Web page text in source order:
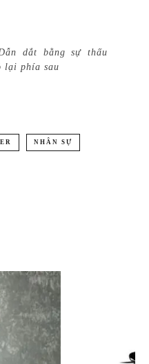
dắt bằng sự thấu
lại phía sau
NHÂN SỰ